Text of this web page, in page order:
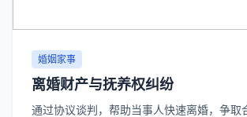
婚姻家事
离婚财产与抚养权纠纷
通过协议谈判，帮助当事人快速离婚，争取